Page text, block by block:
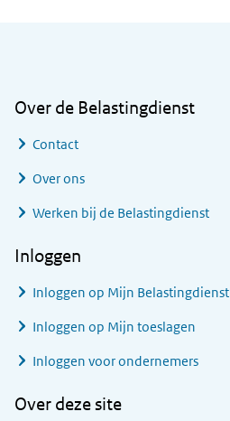
Over de Belastingdienst
Contact
Over ons
Werken bij de Belastingdienst
Inloggen
Inloggen op Mijn Belastingdienst
Inloggen op Mijn toeslagen
Inloggen voor ondernemers
Over deze site